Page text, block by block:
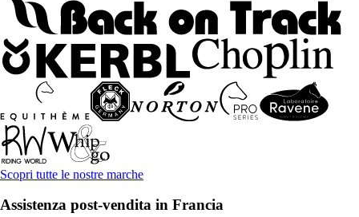
Scopri tutte le nostre marche
Assistenza post-vendita in Francia